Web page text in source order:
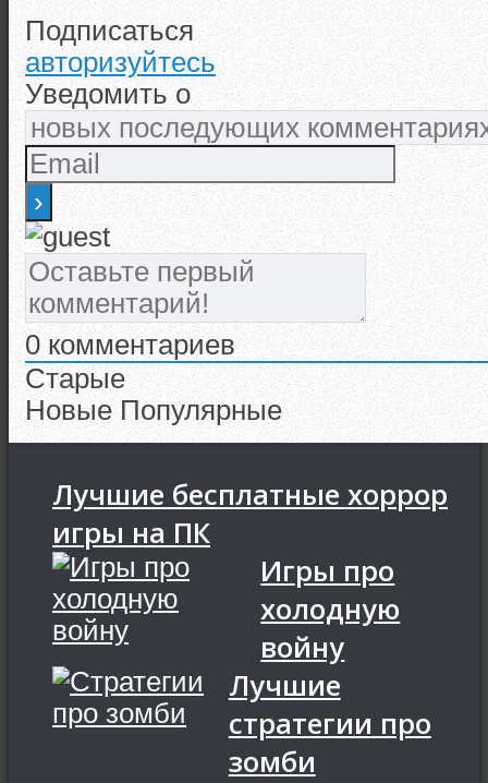
Подписаться
авторизуйтесь
Уведомить о
0 комментариев
Старые
Новые Популярные
Лучшие бесплатные хоррор
игры на ПК
Игры про
холодную
войну
Лучшие
стратегии про
зомби